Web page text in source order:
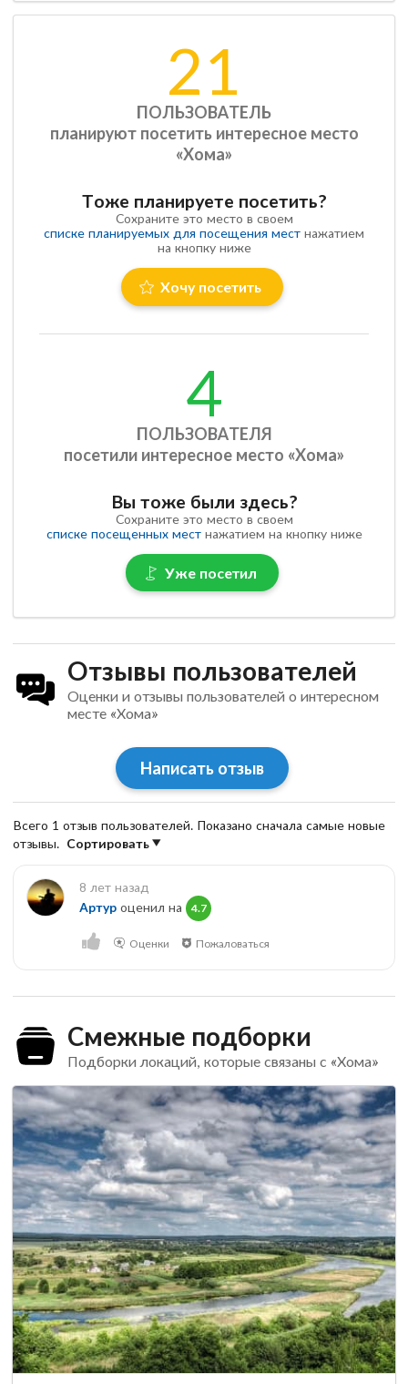
21
ПОЛЬЗОВАТЕЛЬ
планируют посетить интересное место
«Хома»
Тоже планируете посетить?
Сохраните это место в своем
списке планируемых для посещения мест нажатием
на кнопку ниже
Хочу посетить
4
ПОЛЬЗОВАТЕЛЯ
посетили интересное место «Хома»
Вы тоже были здесь?
Сохраните это место в своем
списке посещенных местнажатием на кнопку ниже
Уже посетил
Отзывы пользователей
Оценки и отзывы пользователей о интересном
месте «Хома»
Написать отзыв
Всего 1 отзыв пользователей. Показано сначала самые новые
отзывы. Сортировать
8 лет назад
Артур оценил на 4.7
Оценки Пожаловаться
Смежные подборки
Подборки локаций, которые связаны с «Хома»